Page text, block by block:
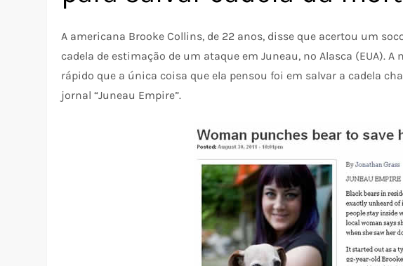
A americana Brooke Collins, de 22 anos, disse que acertou um
cadela de estimação de um ataque em Juneau, no Alasca (EUA).
rápido que a única coisa que ela pensou foi em salvar a cadela
jornal “Juneau Empire”.